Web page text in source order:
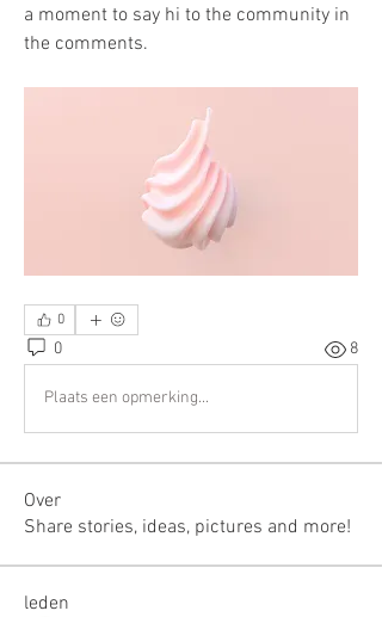
a moment to say hi to the community in
the comments.
0
0 8
Plaats een opmerking...
Over
Share stories, ideas, pictures and more!
leden